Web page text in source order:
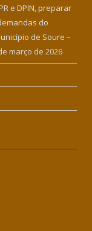
e DPIN, preparar
do
de Soure –
março de 2026